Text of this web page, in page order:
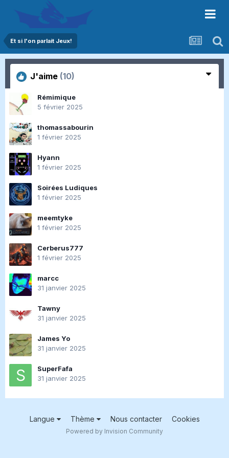
Et si l'on parlait Jeux!
J'aime (10)
Rémimique
5 février 2025
thomassabourin
1 février 2025
Hyann
1 février 2025
Soirées Ludiques
1 février 2025
meemtyke
1 février 2025
Cerberus777
1 février 2025
marcc
31 janvier 2025
Tawny
31 janvier 2025
James Yo
31 janvier 2025
SuperFafa
31 janvier 2025
Langue Thème Nous contacter Cookies
Powered by Invision Community